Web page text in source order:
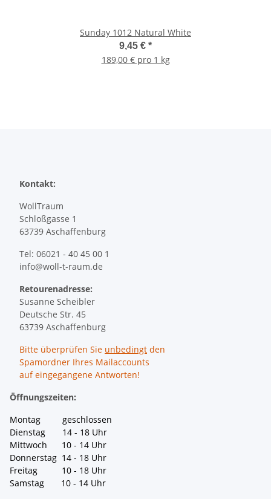
Sunday 1012 Natural White
9,45 € *
189,00 € pro 1 kg
Kontakt:
WollTraum
Schloßgasse 1
63739 Aschaffenburg
Tel: 06021 - 40 45 00 1
info@woll-t-raum.de
Retourenadresse:
Susanne Scheibler
Deutsche Str. 45
63739 Aschaffenburg
Bitte überprüfen Sie unbedingt den
Spamordner Ihres Mailaccounts
auf eingegangene Antworten!
Öffnungszeiten:
Montag geschlossen
Dienstag 14 - 18 Uhr
Mittwoch 10 - 14 Uhr
Donnerstag 14 - 18 Uhr
Freitag 10 - 18 Uhr
Samstag 10 - 14 Uhr